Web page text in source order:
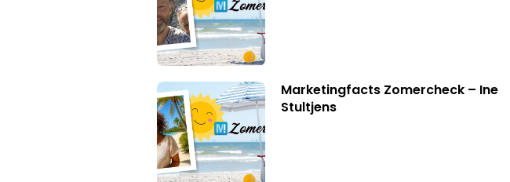
Marketingfacts Zomercheck – Ine
Stultjens